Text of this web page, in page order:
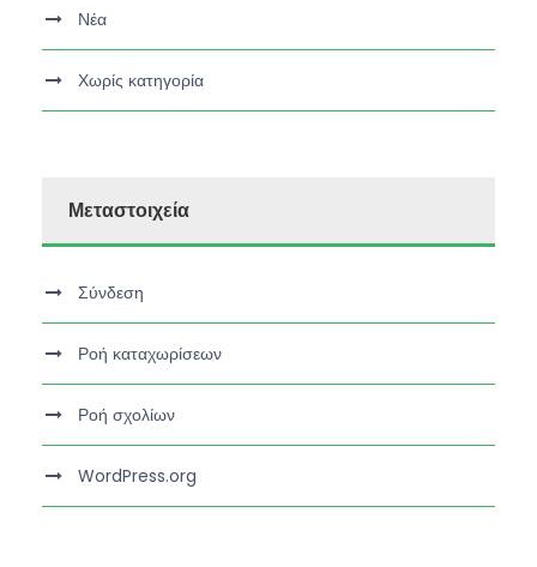
Νέα
Χωρίς κατηγορία
Μεταστοιχεία
Σύνδεση
Ροή καταχωρίσεων
Ροή σχολίων
WordPress.org